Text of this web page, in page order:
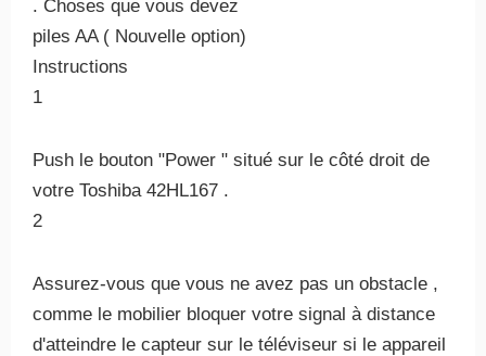
. Choses que vous devez
piles AA ( Nouvelle option)
Instructions
1
Push le bouton "Power " situé sur le côté droit de
votre Toshiba 42HL167 .
2
Assurez-vous que vous ne avez pas un obstacle ,
comme le mobilier bloquer votre signal à distance
d'atteindre le capteur sur le téléviseur si le appareil